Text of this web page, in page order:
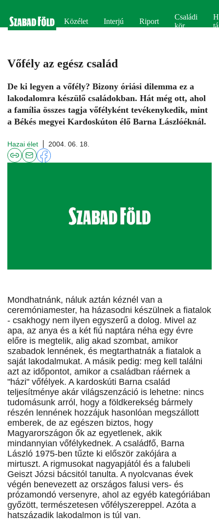
Közélet Interjú Riport
Családi
kör
Vőfély az egész család
De ki legyen a vőfély? Bizony óriási dilemma ez a
lakodalomra készülő családokban. Hát még ott, ahol
a família összes tagja vőfélyként tevékenykedik, mint
a Békés megyei Kardoskúton élő Barna Lászlóéknál.
Hazai élet 2004. 06. 18.
Mondhatnánk, náluk aztán kéznél van a
ceremóniamester, ha házasodni készülnek a fiatalok
- csakhogy nem ilyen egyszerű a dolog. Mivel az
apa, az anya és a két fiú naptára néha egy évre
előre is megtelik, alig akad szombat, amikor
szabadok lennének, és megtarthatnák a fiatalok a
saját lakodalmukat. A másik pedig: meg kell találni
azt az időpontot, amikor a családban ráérnek a
"házi" vőfélyek. A kardoskúti Barna család
teljesítménye akár világszenzáció is lehetne: nincs
tudomásunk arról, hogy a földkerekség bármely
részén lennének hozzájuk hasonlóan megszállott
emberek, de az egészen biztos, hogy
Magyarországon ők az egyetlenek, akik
mindannyian vőfélykednek. A családfő, Barna
László 1975-ben tűzte ki először zakójára a
mirtuszt. A rigmusokat nagyapjától és a falubeli
Geiszt Józsi bácsitól tanulta. A nyolcvanas évek
végén benevezett az országos falusi vers- és
prózamondó versenyre, ahol az egyéb kategóriában
győzött, természetesen vőfélyszereppel. Azóta a
hatszázadik lakodalmon is túl van.